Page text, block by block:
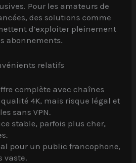
Pour les amateurs de
des solutions comme
d’exploiter pleinement
abonnements.
relatifs
complète avec chaînes
4K, mais risque légal et
sans VPN.
stable, parfois plus cher,
pour un public francophone,
vaste.